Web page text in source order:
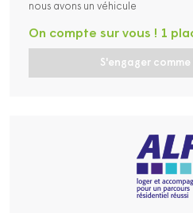
nous avons un véhicule
S'engager
On compte sur vous ! 1